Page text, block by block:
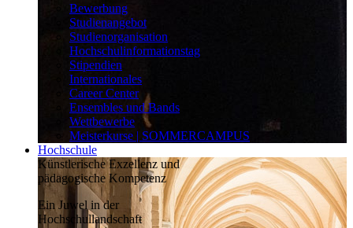
Bewerbung
Studienangebot
Studienorganisation
Hochschulinformationstag
Stipendien
Internationales
Career Center
Ensembles und Bands
Wettbewerbe
Meisterkurse | SOMMERCAMPUS
Hochschule
Künstlerische Exzellenz und
pädagogische Kompetenz
Ein Juwel in der
Hochschullandschaft